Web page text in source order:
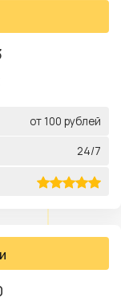
от 100 рублей
24/7